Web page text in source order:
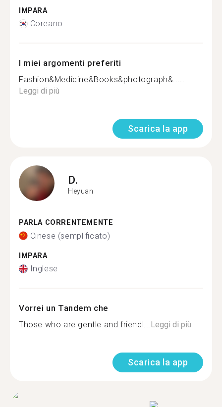
IMPARA
Coreano
I miei argomenti preferiti
Fashion&Medicine&Books&photograph&.....
Leggi di più
Scarica la app
D.
Heyuan
PARLA CORRENTEMENTE
Cinese (semplificato)
IMPARA
Inglese
Vorrei un Tandem che
Those who are gentle and friendl...Leggi di più
Scarica la app